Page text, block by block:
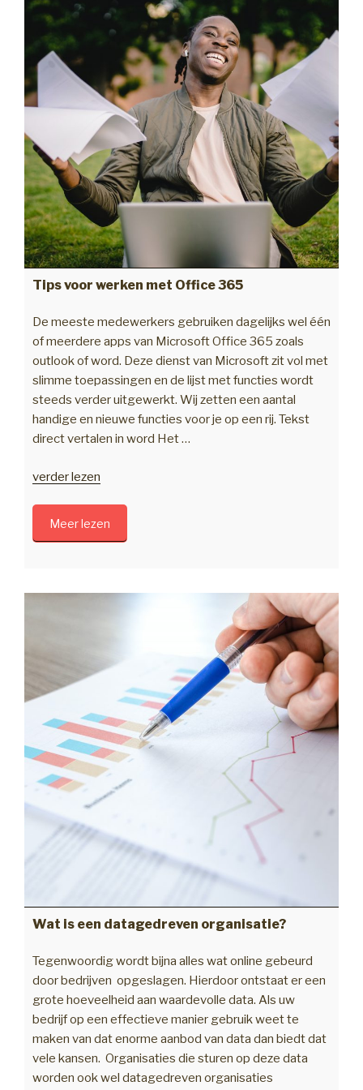
Tips voor werken met Office 365
De meeste medewerkers gebruiken dagelijks wel één
of meerdere apps van Microsoft Office 365 zoals
outlook of word. Deze dienst van Microsoft zit vol met
slimme toepassingen en de lijst met functies wordt
steeds verder uitgewerkt. Wij zetten een aantal
handige en nieuwe functies voor je op een rij. Tekst
direct vertalen in word Het …
“Tips
verder lezen
Meer lezen
Wat is een datagedreven organisatie?
Tegenwoordig wordt bijna alles wat online gebeurd
door bedrijven opgeslagen. Hierdoor ontstaat er een
grote hoeveelheid aan waardevolle data. Als uw
bedrijf op een effectieve manier gebruik weet te
maken van dat enorme aanbod van data dan biedt dat
vele kansen. Organisaties die sturen op deze data
worden ook wel datagedreven organisaties